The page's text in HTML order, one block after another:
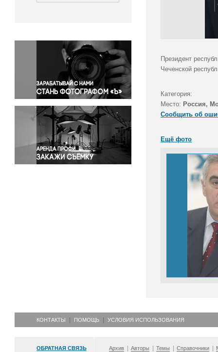
Окружающая среда
Политика
Правосудие
Происшествия и конфликты
Религия
Светская жизнь
Спорт
Экология
Экономика и бизнес
Президент
Чеченской
Категория:
Место: Россия,
Сообщить об
Ещё фото
КОНТАКТЫ ПОМОЩЬ УСЛОВИЯ ИСПОЛЬЗОВАНИЯ
ОБРАТНАЯ СВЯЗЬ Архив Авторы Темы Справочники